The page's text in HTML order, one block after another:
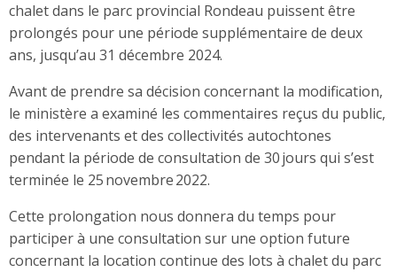
chalet dans le parc provincial Rondeau puissent être
prolongés pour une période supplémentaire de deux
ans, jusqu’au 31 décembre 2024.
Avant de prendre sa décision concernant la modification,
le ministère a examiné les commentaires reçus du public,
des intervenants et des collectivités autochtones
pendant la période de consultation de 30 jours qui s’est
terminée le 25 novembre 2022.
Cette prolongation nous donnera du temps pour
participer à une consultation sur une option future
concernant la location continue des lots à chalet du parc